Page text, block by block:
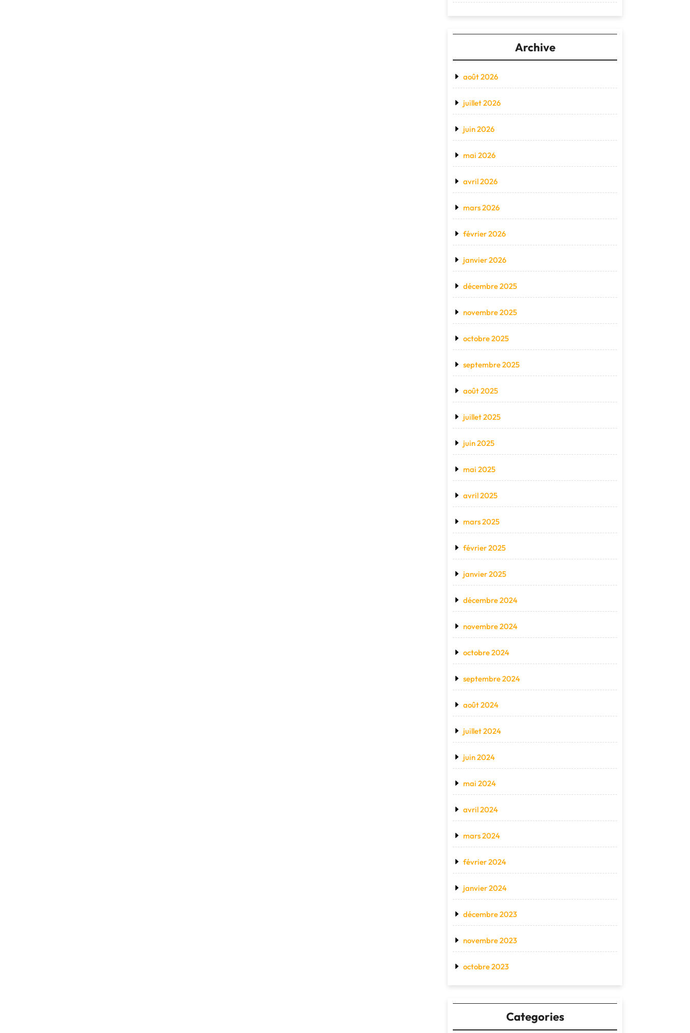
Archive
août 2026
juillet 2026
juin 2026
mai 2026
avril 2026
mars 2026
février 2026
janvier 2026
décembre 2025
novembre 2025
octobre 2025
septembre 2025
août 2025
juillet 2025
juin 2025
mai 2025
avril 2025
mars 2025
février 2025
janvier 2025
décembre 2024
novembre 2024
octobre 2024
septembre 2024
août 2024
juillet 2024
juin 2024
mai 2024
avril 2024
mars 2024
février 2024
janvier 2024
décembre 2023
novembre 2023
octobre 2023
Categories